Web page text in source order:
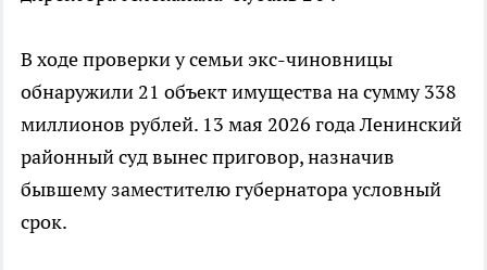
В ходе проверки у семьи экс-чиновницы
обнаружили 21 объект имущества на сумму 338
миллионов рублей. 13 мая 2026 года Ленинский
районный суд вынес приговор, назначив
бывшему заместителю губернатора условный
срок.